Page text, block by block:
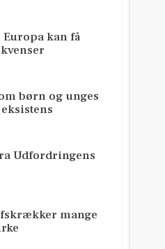
kan få
børn og unges
Udfordringens
mange